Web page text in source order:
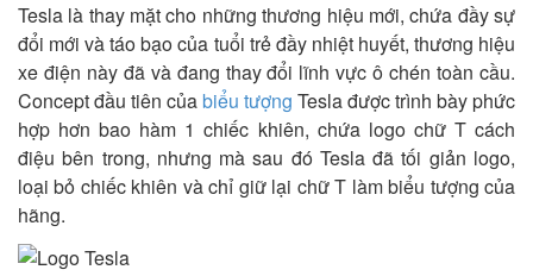
Tesla là thay mặt cho những thương hiệu mới, chứa đầy sự
đổi mới và táo bạo của tuổi trẻ đầy nhiệt huyết, thương hiệu
xe điện này đã và đang thay đổi lĩnh vực ô chén toàn cầu.
Concept đầu tiên củabiểu tượng Tesla được trình bày phức
hợp hơn bao hàm 1 chiếc khiên, chứa logo chữ T cách
điệu bên trong, nhưng mà sau đó Tesla đã tối giản logo,
loại bỏ chiếc khiên và chỉ giữ lại chữ T làm biểu tượng của
hãng.